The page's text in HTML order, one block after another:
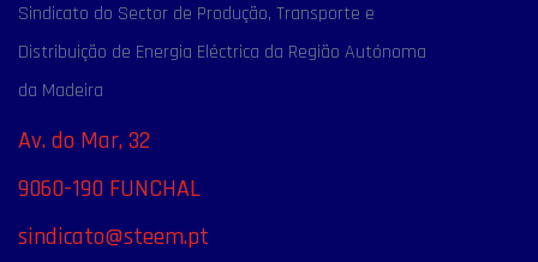
Sindicato do Sector de Produção, Transporte e
Distribuição de Energia Eléctrica da Região Autónoma
da Madeira
Av. do Mar, 32
9060-190 FUNCHAL
sindicato@steem.pt